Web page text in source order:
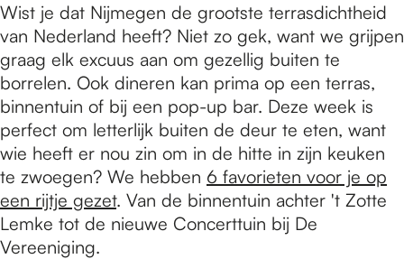
Wist je dat Nijmegen de grootste terrasdichtheid
van Nederland heeft? Niet zo gek, want we grijpen
graag elk excuus aan om gezellig buiten te
borrelen. Ook dineren kan prima op een terras,
binnentuin of bij een pop-up bar. Deze week is
perfect om letterlijk buiten de deur te eten, want
wie heeft er nou zin om in de hitte in zijn keuken
te zwoegen? We hebben 6 favorieten voor je op
een rijtje gezet. Van de binnentuin achter 't Zotte
Lemke tot de nieuwe Concerttuin bij De
Vereeniging.